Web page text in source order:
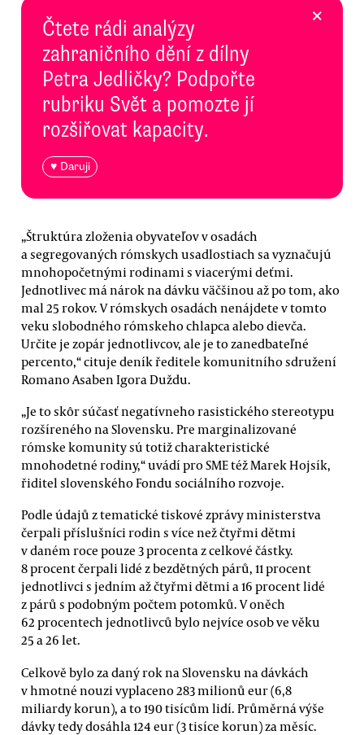
Čtete rádi analýzy
zahraničního dění z dílny
Petra Jedličky? Podpořte
rubriku Svět a pomozte jí
rozšiřovat kapacity.
♥ Daruji
×
„Štruktúra zloženia obyvateľov v osadách
a segregovaných rómskych usadlostiach sa vyznačujú
mnohopočetnými rodinami s viacerými deťmi.
Jednotlivec má nárok na dávku väčšinou až po tom, ako
mal 25 rokov. V rómskych osadách nenájdete v tomto
veku slobodného rómskeho chlapca alebo dievča.
Určite je zopár jednotlivcov, ale je to zanedbateľné
percento,“ cituje deník ředitele komunitního sdružení
Romano Asaben Igora Duždu.
„Je to skôr súčasť negatívneho rasistického stereotypu
rozšíreného na Slovensku. Pre marginalizované
rómske komunity sú totiž charakteristické
mnohodetné rodiny,“ uvádí pro SME též Marek Hojsík,
řiditel slovenského Fondu sociálního rozvoje.
Podle údajů z tematické tiskové zprávy ministerstva
čerpali příslušníci rodin s více než čtyřmi dětmi
v daném roce pouze 3 procenta z celkové částky.
8 procent čerpali lidé z bezdětných párů, 11 procent
jednotlivci s jedním až čtyřmi dětmi a 16 procent lidé
z párů s podobným počtem potomků. V oněch
62 procentech jednotlivců bylo nejvíce osob ve věku
25 a 26 let.
Celkově bylo za daný rok na Slovensku na dávkách
v hmotné nouzi vyplaceno 283 milionů eur (6,8
miliardy korun), a to 190 tisícům lidí. Průměrná výše
dávky tedy dosáhla 124 eur (3 tisíce korun) za měsíc.